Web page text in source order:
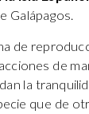
Galápagos.
de
de
la
que de